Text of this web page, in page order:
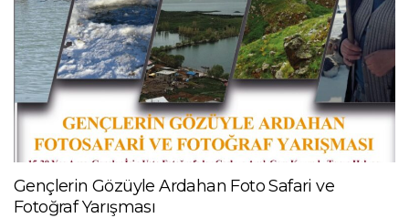
Gençlerin Gözüyle Ardahan Foto Safari ve
Fotoğraf Yarışması